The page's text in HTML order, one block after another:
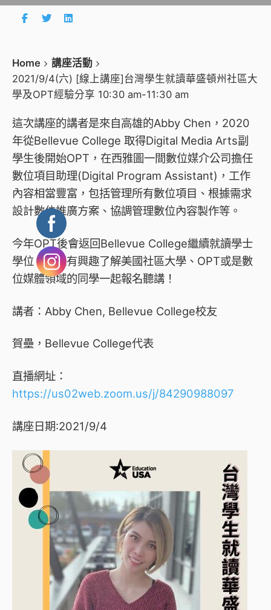
Home
講座活動
2021/9/4(六) [線上講座]台灣學生就讀華盛頓州社區大
學及OPT經驗分享 10:30 am-11:30 am
這次講座的講者是來自高雄的Abby Chen，2020
年從Bellevue College 取得Digital Media Arts副
學生後開始OPT，在西雅圖一間數位媒介公司擔任
數位項目助理(Digital Program Assistant)，工作
內容相當豐富，包括管理所有數位項目、根據需求
設計數位推廣方案、協調管理數位內容製作等。
今年OPT後會返回Bellevue College繼續就讀學士
學位。歡迎有興趣了解美國社區大學、OPT或是數
位媒體領域的同學一起報名聽講！
講者：Abby Chen, Bellevue College校友
賀壘，Bellevue College代表
直播網址：
https://us02web.zoom.us/j/84290988097
講座日期:2021/9/4